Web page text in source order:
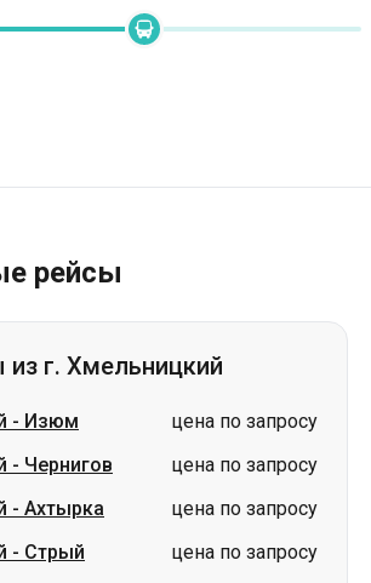
рейсы
г. Хмельницкий
- Изюм
цена по запросу
- Чернигов
цена по запросу
- Ахтырка
цена по запросу
- Стрый
цена по запросу